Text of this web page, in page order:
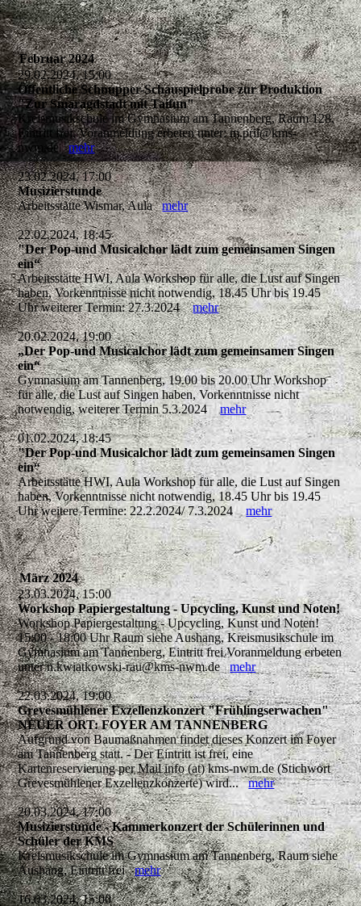
Februar 2024
29.02.2024, 15:00
Öffentliche Schnupper-Schauspielprobe zur Produktion
"Zur Smaragdstadt mit Taifun"
Kreismusikschule im Gymnasium am Tannenberg, Raum 128,
Eintritt frei, Voranmeldung erbeten unter: m.pril@kms-
nwm.demehr
23.02.2024, 17:00
Musizierstunde
Arbeitsstätte Wismar, Aulamehr
22.02.2024, 18:45
"Der Pop-und Musicalchor lädt zum gemeinsamen Singen
ein“
Arbeitsstätte HWI, Aula Workshop für alle, die Lust auf Singen
haben, Vorkenntnisse nicht notwendig, 18.45 Uhr bis 19.45
Uhr weiterer Termin: 27.3.2024mehr
20.02.2024, 19:00
„Der Pop-und Musicalchor lädt zum gemeinsamen Singen
ein“
Gymnasium am Tannenberg, 19.00 bis 20.00 Uhr Workshop
für alle, die Lust auf Singen haben, Vorkenntnisse nicht
notwendig, weiterer Termin 5.3.2024mehr
01.02.2024, 18:45
"Der Pop-und Musicalchor lädt zum gemeinsamen Singen
ein“
Arbeitsstätte HWI, Aula Workshop für alle, die Lust auf Singen
haben, Vorkenntnisse nicht notwendig, 18.45 Uhr bis 19.45
Uhr weitere Termine: 22.2.2024/ 7.3.2024mehr
März 2024
23.03.2024, 15:00
Workshop Papiergestaltung - Upcycling, Kunst und Noten!
Workshop Papiergestaltung - Upcycling, Kunst und Noten!
15:00 - 18:00 Uhr Raum siehe Aushang, Kreismusikschule im
Gymnasium am Tannenberg, Eintritt frei Voranmeldung erbeten
unter n.kwiatkowski-rau@kms-nwm.demehr
22.03.2024, 19:00
Grevesmühlener Exzellenzkonzert "Frühlingserwachen"
NEUER ORT: FOYER AM TANNENBERG
Aufgrund von Baumaßnahmen findet dieses Konzert im Foyer
am Tannenberg statt. - Der Eintritt ist frei, eine
Kartenreservierung per Mail info (at) kms-nwm.de (Stichwort
Grevesmühlener Exzellenzkonzerte) wird...mehr
20.03.2024, 17:00
Musizierstunde - Kammerkonzert der Schülerinnen und
Schüler der KMS
Kreismusikschule im Gymnasium am Tannenberg, Raum siehe
Aushang, Eintritt freimehr
16.03.2024, 15:00